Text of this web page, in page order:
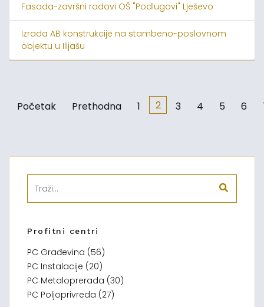
Fasada-završni radovi OŠ "Podlugovi" Lješevo
Izrada AB konstrukcije na stambeno-poslovnom
objektu u Ilijašu
Početak Prethodna 1 2 3 4 5 6
Profitni centri
PC Građevina (56)
PC Instalacije (20)
PC Metaloprerada (30)
PC Poljoprivreda (27)